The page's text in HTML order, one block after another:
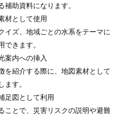
補助資料になります。
材として使用
イズ、地域ごとの水系をテーマに
できます。
案内への挿入
を紹介する際に、地図素材として
す。
足図として利用
ことで、災害リスクの説明や避難